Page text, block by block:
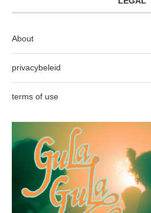
About
privacybeleid
terms of use